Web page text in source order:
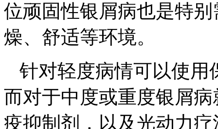
位顽固性银屑病也是特
燥、舒适等环境。
针对轻度病情可以使用
而对于中度或重度银屑
疫抑制剂，以及光动力